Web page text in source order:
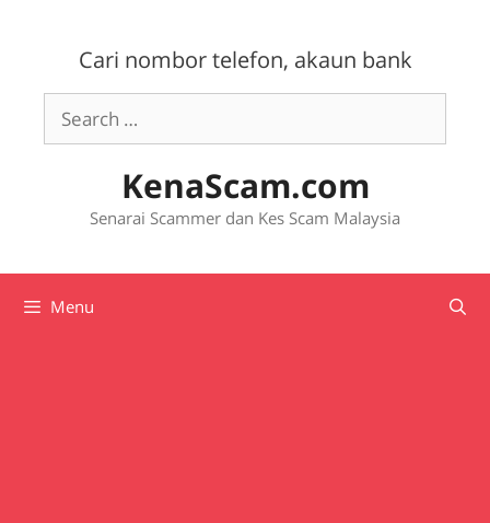
Cari nombor telefon, akaun bank
Search
for:
KenaScam.com
Senarai Scammer dan Kes Scam Malaysia
Menu